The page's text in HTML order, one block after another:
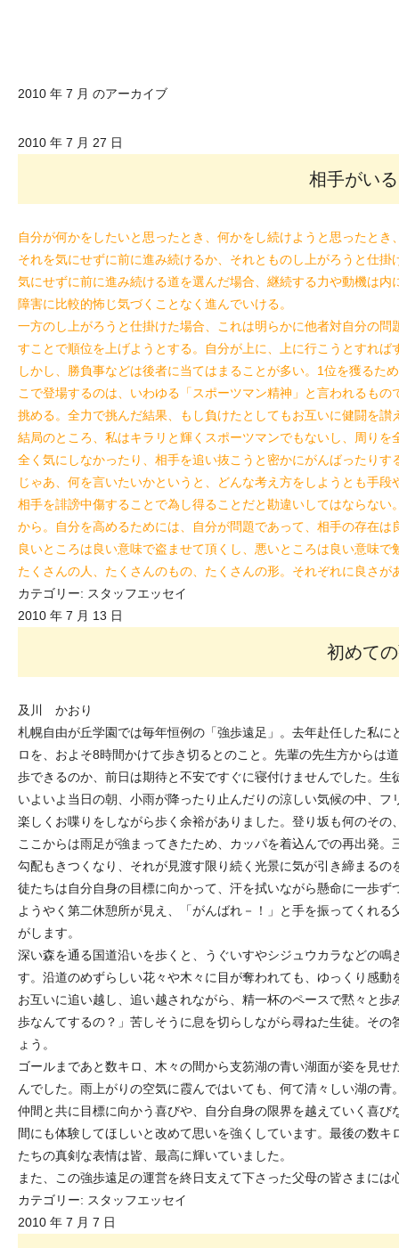
2010 年 7 月 のアーカイブ
2010 年 7 月 27 日
相手がい
自分が何かをしたいと思ったとき、何かをし続けようと思ったと
それを気にせずに前に進み続けるか、それとものし上がろうと仕
気にせずに前に進み続ける道を選んだ場合、継続する力や動機は
障害に比較的怖じ気づくことなく進んでいける。
一方のし上がろうと仕掛けた場合、これは明らかに他者対自分の
すことで順位を上げようとする。自分が上に、上に行こうとすれ
しかし、勝負事などは後者に当てはまることが多い。1位を獲る
こで登場するのは、いわゆる「スポーツマン精神」と言われるも
挑める。全力で挑んだ結果、もし負けたとしてもお互いに健闘を
結局のところ、私はキラリと輝くスポーツマンでもないし、周り
全く気にしなかったり、相手を追い抜こうと密かにがんばったりす
じゃあ、何を言いたいかというと、どんな考え方をしようとも手
相手を誹謗中傷することで為し得ることだと勘違いしてはならな
から。自分を高めるためには、自分が問題であって、相手の存在
良いところは良い意味で盗ませて頂くし、悪いところは良い意味
たくさんの人、たくさんのもの、たくさんの形。それぞれに良さ
カテゴリー: スタッフエッセイ
2010 年 7 月 13 日
初めて
及川 かおり
札幌自由が丘学園では毎年恒例の「強歩遠足」。去年赴任した私
ロを、およそ8時間かけて歩き切るとのこと。先輩の先生方からは
歩できるのか、前日は期待と不安ですぐに寝付けませんでした。
いよいよ当日の朝、小雨が降ったり止んだりの涼しい気候の中、
楽しくお喋りをしながら歩く余裕がありました。登り坂も何のそ
ここからは雨足が強まってきたため、カッパを着込んでの再出発
勾配もきつくなり、それが見渡す限り続く光景に気が引き締まる
徒たちは自分自身の目標に向かって、汗を拭いながら懸命に一歩ず
ようやく第二休憩所が見え、「がんばれ－！」と手を振ってくれ
がします。
深い森を通る国道沿いを歩くと、うぐいすやシジュウカラなどの
す。沿道のめずらしい花々や木々に目が奪われても、ゆっくり感
お互いに追い越し、追い越されながら、精一杯のペースで黙々と
歩なんてするの？」苦しそうに息を切らしながら尋ねた生徒。そ
ょう。
ゴールまであと数キロ、木々の間から支笏湖の青い湖面が姿を見
んでした。雨上がりの空気に霞んではいても、何て清々しい湖の青
仲間と共に目標に向かう喜びや、自分自身の限界を越えていく喜
間にも体験してほしいと改めて思いを強くしています。最後の数
たちの真剣な表情は皆、最高に輝いていました。
また、この強歩遠足の運営を終日支えて下さった父母の皆さまに
カテゴリー: スタッフエッセイ
2010 年 7 月 7 日